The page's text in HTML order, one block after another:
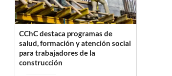
CChC destaca programas de
salud, formación y atención social
para trabajadores de la
construcción